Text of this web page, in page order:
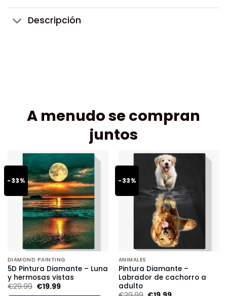
Descripción
A menudo se compran
juntos
-33%
DIAMOND PAINTING
5D Pintura Diamante – Luna
y hermosas vistas
€29.99 €19.99
-33%
ANIMALES
Pintura Diamante –
Labrador de cachorro a
adulto